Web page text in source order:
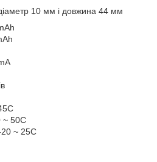
10 мм і довжина 44 мм
~ 50С
20 ~ 25С